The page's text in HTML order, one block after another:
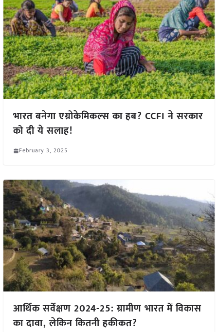
भारत बनेगा एग्रोकेमिकल्स का हब? CCFI ने सरकार
को दी ये सलाह!
February 3, 2025
आर्थिक सर्वेक्षण 2024-25: ग्रामीण भारत में विकास
का दावा, लेकिन कितनी हकीकत?